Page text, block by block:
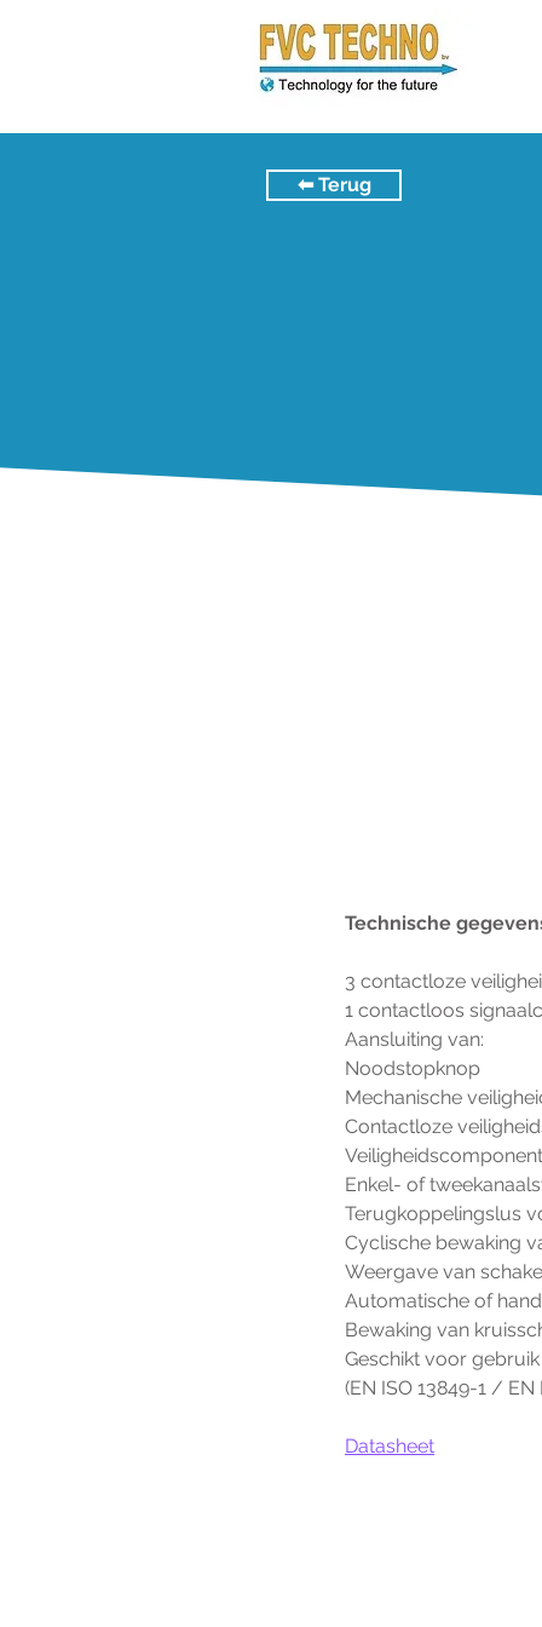
⬅︎ Terug
Technische
3 contactloze
1 contactloos
Aansluiting van:
Noodstopknop
Mechanische
Contactloze
Enkel- of
Terugkoppelingslus
Cyclische bewaking
Weergave van
Automatische of
Bewaking van
Geschikt voor
(EN ISO 13849-1 /
Datasheet